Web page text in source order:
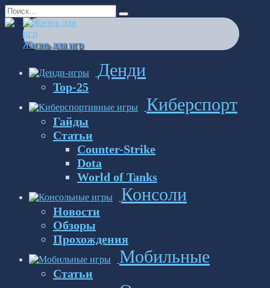
Перейти
к
содержанию
Search
for:
Жизнь для игр
Денди
Top-25
Киберспорт
Гайды
Статьи
Counter-Strike
Dota
World of Tanks
Консоли
Новости
Обзоры
Прохождения
Мобильные
Статьи